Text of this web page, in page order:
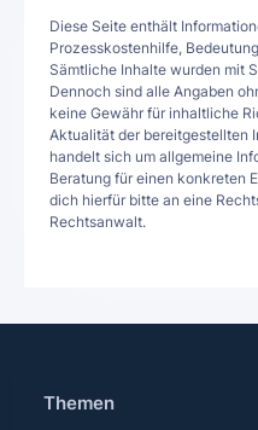
Diese Seite enthält
Prozesskostenhilfe,
Sämtliche Inhalte wurden mit
Dennoch sind alle Angaben
keine Gewähr für inhaltliche
Aktualität der bereitgestellten
handelt sich um allgemeine
Beratung für einen konkreten
dich hierfür bitte an eine
Rechtsanwalt.
Themen